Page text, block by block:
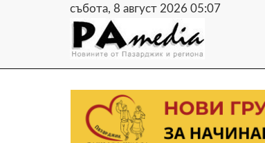
събота, 8 август 2026 05:07